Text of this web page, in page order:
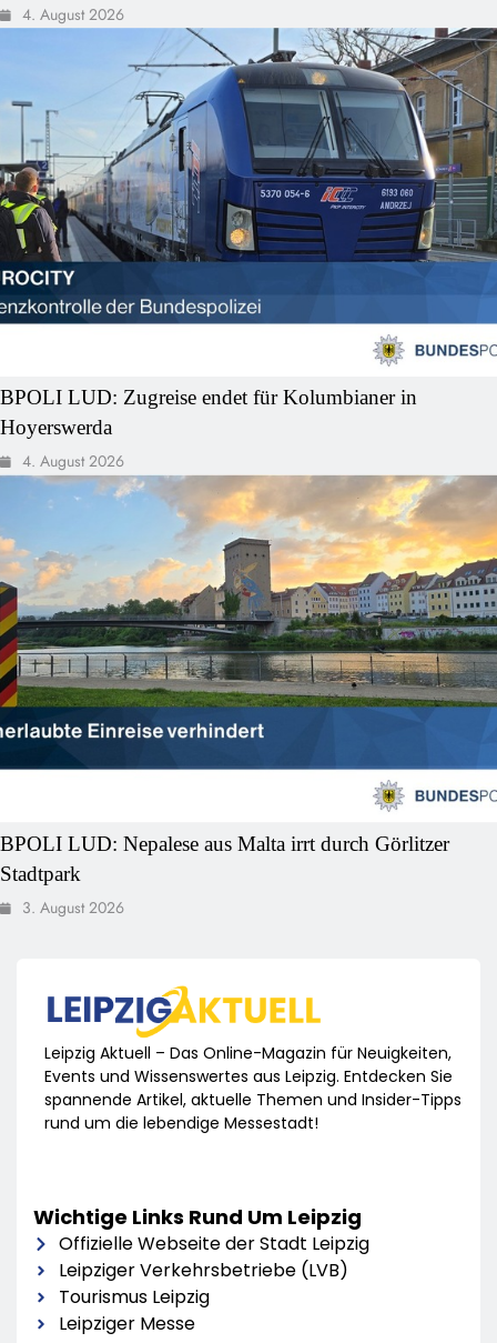
4. August 2026
BPOLI LUD: Zugreise endet für Kolumbianer in
Hoyerswerda
4. August 2026
BPOLI LUD: Nepalese aus Malta irrt durch Görlitzer
Stadtpark
3. August 2026
Leipzig Aktuell – Das Online-Magazin für Neuigkeiten,
Events und Wissenswertes aus Leipzig. Entdecken Sie
spannende Artikel, aktuelle Themen und Insider-Tipps
rund um die lebendige Messestadt!
Wichtige Links Rund Um Leipzig
Offizielle Webseite der Stadt Leipzig
Leipziger Verkehrsbetriebe (LVB)
Tourismus Leipzig
Leipziger Messe